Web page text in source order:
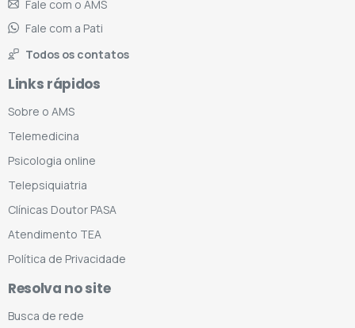
Fale com o AMS
Fale com a Pati
Todos os contatos
Links rápidos
Sobre o AMS
Telemedicina
Psicologia online
Telepsiquiatria
Clínicas Doutor PASA
Atendimento TEA
Política de Privacidade
Resolva no site
Busca de rede